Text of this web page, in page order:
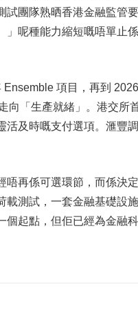
試團隊熟晒香港金融監管
」呢種能力縮短嘅唔單止
Ensemble 項目，再到
向「生產就緒」。港交所
活及時嘅支付選項。滙豐
唔再係可選環節，而係決
載測試，一套金融基礎設
起點，但佢已經為金融